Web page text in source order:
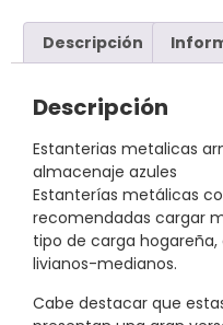
Descripción
Descripción
Estanterias metalicas
almacenaje azules
Estanterías metálicas
recomendadas cargar
tipo de carga
livianos-medianos.
Cabe destacar que